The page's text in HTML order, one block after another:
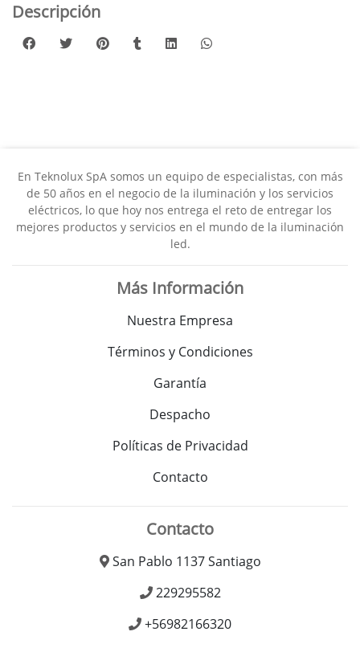
Descripción
En Teknolux SpA somos un equipo de especialistas, con más
de 50 años en el negocio de la iluminación y los servicios
eléctricos, lo que hoy nos entrega el reto de entregar los
mejores productos y servicios en el mundo de la iluminación
led.
Más Información
Nuestra Empresa
Términos y Condiciones
Garantía
Despacho
Políticas de Privacidad
Contacto
Contacto
San Pablo 1137 Santiago
229295582
+56982166320